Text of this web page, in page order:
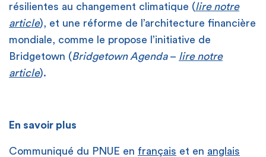
résilientes au changement climatique (lire notre
article), et une réforme de l’architecture financière
mondiale, comme le propose l’initiative de
Bridgetown (Bridgetown Agenda– lire notre
article).
En savoir plus
Communiqué du PNUE en français et en anglais